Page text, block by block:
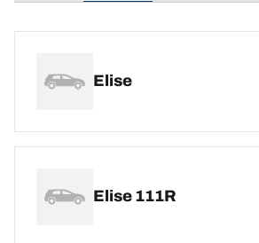
Elise
Elise 111R